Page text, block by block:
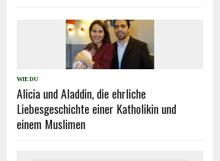
WIE DU
Alicia und Aladdin, die ehrliche
Liebesgeschichte einer Katholikin und
einem Muslimen